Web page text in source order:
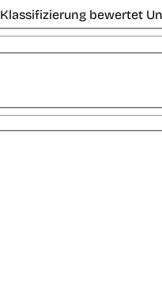
bewertet